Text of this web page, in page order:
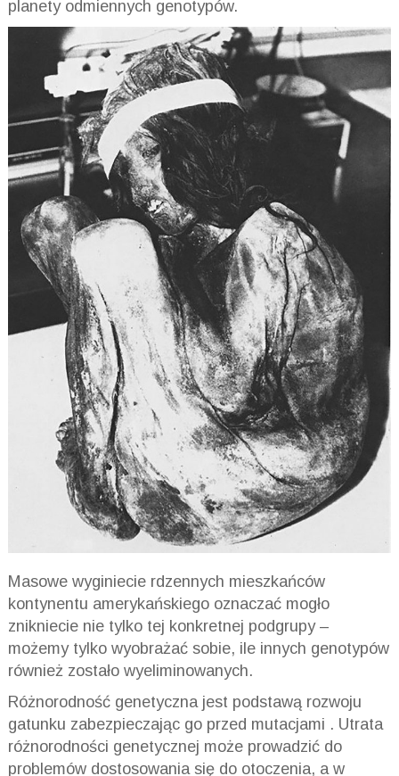
planety odmiennych genotypów.
Masowe wyginiecie rdzennych mieszkańców
kontynentu amerykańskiego oznaczać mogło
znikniecie nie tylko tej konkretnej podgrupy –
możemy tylko wyobrażać sobie, ile innych genotypów
również zostało wyeliminowanych.
Różnorodność genetyczna jest podstawą rozwoju
gatunku zabezpieczając go przed mutacjami . Utrata
różnorodności genetycznej może prowadzić do
problemów dostosowania się do otoczenia, a w